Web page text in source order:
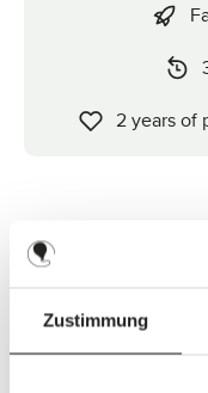
Zustimmung
2 years of
Wheel set for Kiddie
at the s…More